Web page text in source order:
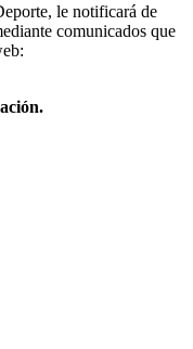
le notificará de
comunicados que